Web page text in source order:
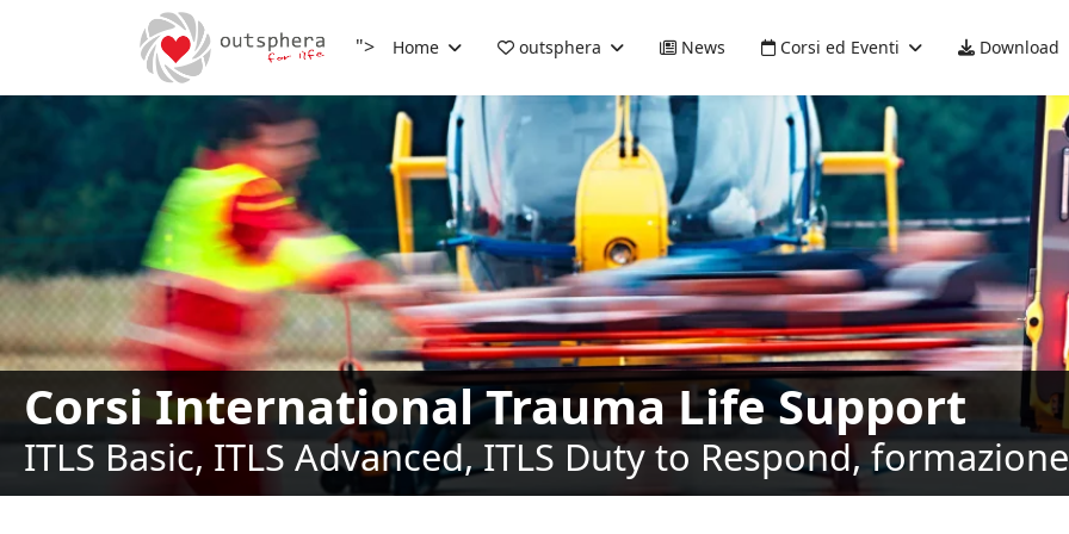
"> Home outsphera News Corsi ed Eventi Download
Corsi International Trauma Life Support
ITLS Basic, ITLS Advanced, ITLS Duty to Respond,